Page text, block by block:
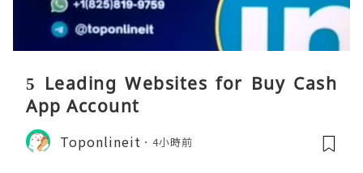
5 Leading Websites for Buy Cash
App Account
Toponlineit 4小時前